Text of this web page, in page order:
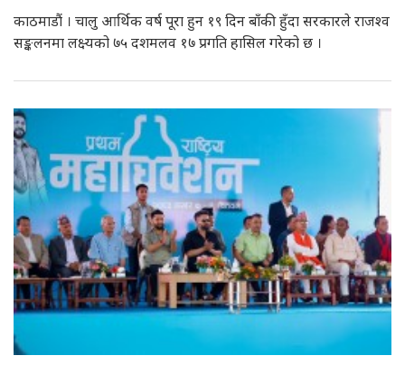
काठमाडौं । चालु आर्थिक वर्ष पूरा हुन १९ दिन बाँकी हुँदा सरकारले राजश्व
सङ्कलनमा लक्ष्यको ७५ दशमलव १७ प्रगति हासिल गरेको छ ।